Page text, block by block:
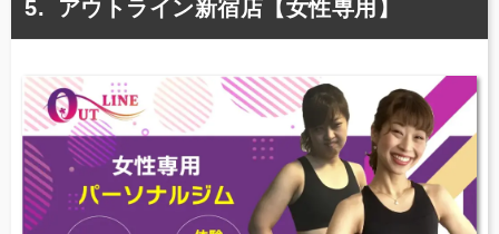
アウトライン新宿店【女性専用】